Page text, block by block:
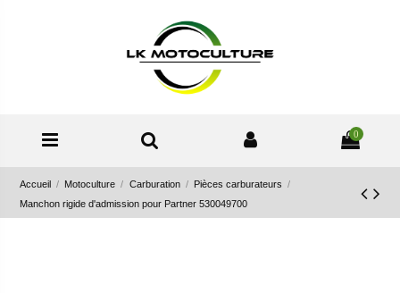
0
Accueil Motoculture Carburation
Pièces carburateurs
Manchon rigide d'admission pour Partner 530049700